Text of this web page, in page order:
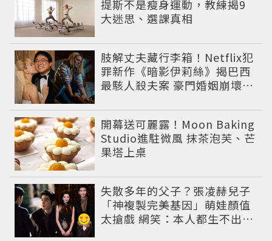
提斯不是瘦身運動，教練揭9
大迷思、選課真相
肢解丈夫藏行李箱！Netflix犯
罪新作《暗影伊莉絲》揭巴西
最駭人殺夫案 豪門婚姻崩壞釀
開幕送可麗露！Moon Baking
Studio進駐微風 抹茶泡芙、芒
果塔上桌
失散多年的父子？張凌赫兒子
「神複製完美基因」萌娃顏值
太搶戲 網笑：本人都生不出這